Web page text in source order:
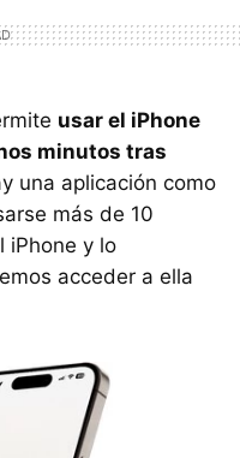
usar el iPhone
minutos tras
una aplicación como
más de 10
iPhone y lo
acceder a ella